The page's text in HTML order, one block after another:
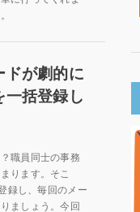
ドが劇的に
一括登録し
職員同士の事務
ります。そこ
録し、毎回のメー
ましょう。今回